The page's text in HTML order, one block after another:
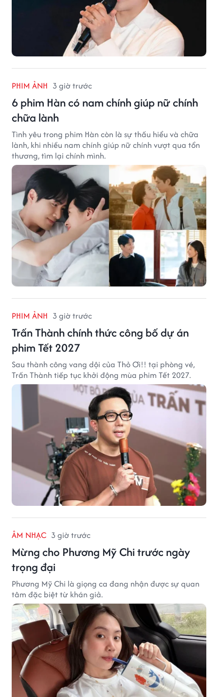
PHIM ẢNH 3 giờ trước
6 phim Hàn có nam chính giúp nữ chính
chữa lành
Tình yêu trong phim Hàn còn là sự thấu hiểu và chữa
lành, khi nhiều nam chính giúp nữ chính vượt qua tổn
thương, tìm lại chính mình.
PHIM ẢNH 3 giờ trước
Trấn Thành chính thức công bố dự án
phim Tết 2027
Sau thành công vang dội của Thỏ Ơi!! tại phòng vé,
Trấn Thành tiếp tục khởi động mùa phim Tết 2027.
ÂM NHẠC 3 giờ trước
Mừng cho Phương Mỹ Chi trước ngày
trọng đại
Phương Mỹ Chi là giọng ca đang nhận được sự quan
tâm đặc biệt từ khán giả.